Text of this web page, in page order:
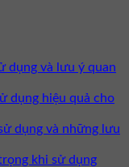
dụng và lưu ý quan
dụng hiệu quả cho
dụng và những lưu
khi sử dụng